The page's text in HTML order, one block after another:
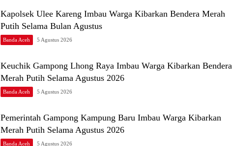
Kapolsek Ulee Kareng Imbau Warga Kibarkan Bendera Merah
Putih Selama Bulan Agustus
Banda Aceh 5 Agustus 2026
Keuchik Gampong Lhong Raya Imbau Warga Kibarkan Bendera
Merah Putih Selama Agustus 2026
Banda Aceh 5 Agustus 2026
Pemerintah Gampong Kampung Baru Imbau Warga Kibarkan
Merah Putih Selama Agustus 2026
Banda Aceh 5 Agustus 2026